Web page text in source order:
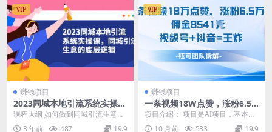
VIP
赚钱项目
2023同城本地引流系统实操
课，同城引流生意的底层逻辑
课程大纲 如何做到同城引流生意的
底层逻辑 同城引流的4大盈利方式
3 年前 487 19.9
VIP
赚钱项目
一条视频18W点赞，涨粉6.5
W粉佣金8541米，视频号+抖
项目介绍： 项目是AI项目，基本都
是利用AI来制作，2分钟一条视频，
10 月前 533 19.9